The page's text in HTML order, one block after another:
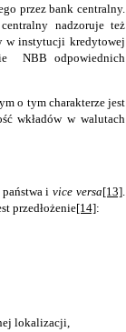
przez bank centralny.
nadzoruje też
w instytucji kredytowej
NBB odpowiednich
o tym charakterze jest
wkładów w walutach
państwa ivice versa[13].
przedłożenie[14]:
lokalizacji,